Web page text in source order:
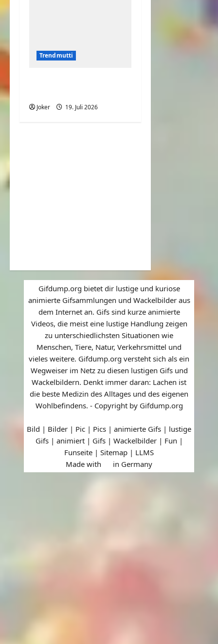
Trendmutti
Joker 19. Juli 2026
Gifdump.org bietet dir lustige und kuriose
animierte Gifsammlungen und Wackelbilder aus
dem Internet an. Gifs sind kurze animierte
Videos, die meist eine lustige Handlung zeigen
zu unterschiedlichsten Situationen wie
Menschen, Tiere, Natur, Verkehrsmittel und
vieles weitere. Gifdump.org versteht sich als ein
Wegweiser im Netz zu diesen lustigen Gifs und
Wackelbildern. Denkt immer daran: Lachen ist
die beste Medizin des Alltages und des eigenen
Wohlbefindens. - Copyright by Gifdump.org
Bild | Bilder | Pic | Pics | animierte Gifs | lustige
Gifs | animiert | Gifs | Wackelbilder | Fun |
Funseite | Sitemap | LLMS
Made with
in Germany